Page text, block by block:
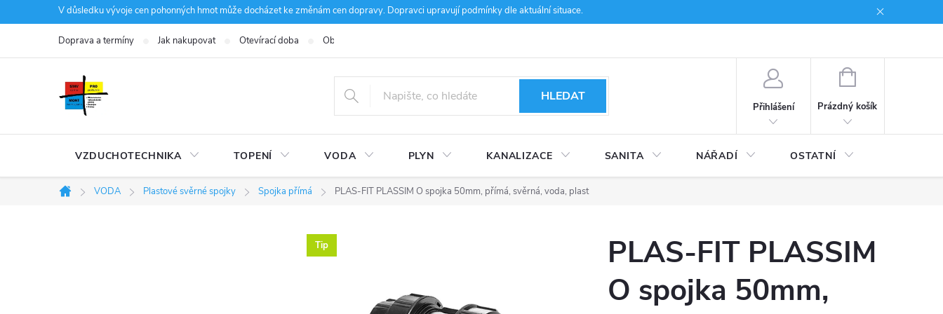
na
V důsledku vývoje cen pohonných hmot může docházet ke změnám cen dopravy. Dopravci upravují podmínky dle aktuální situace.
Doprava a termíny Jak nakupovat Otevírací doba Obchodní podmínky
HLEDAT
Přihlášení
NÁKUPNÍ
Prázdný košík
VZDUCHOTECHNIKA TOPENÍ VODA PLYN KANALIZACE SANITA NÁŘADÍ OSTATNÍ
Domů
VODA Plastové svěrné spojky Spojka přímá PLAS-FIT PLASSIM O spojka 50mm, přímá, svěrná, voda, plast
Tip
PLAS-FIT PLASSIM
O spojka 50mm,